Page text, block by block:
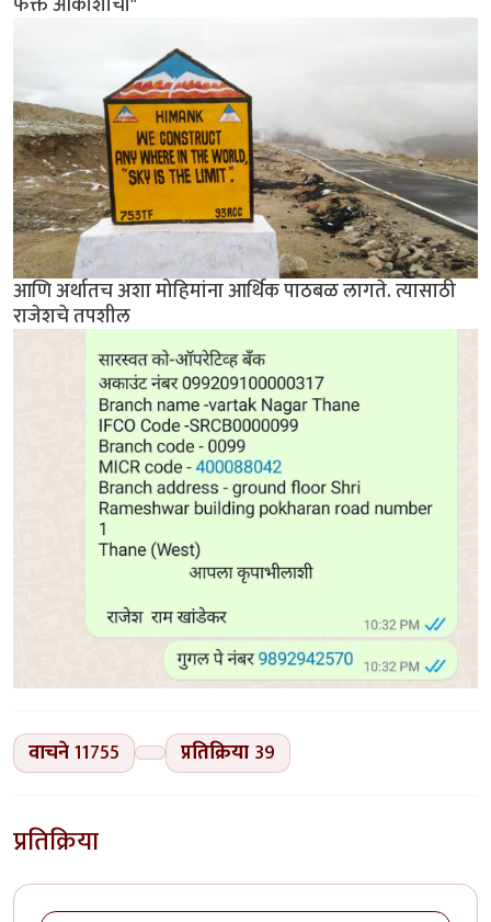
आणि अर्थातच अशा मोहिमांना आर्थिक पाठबळ लागते. त्यासाठी
राजेशचे तपशील
वाचने11755 प्रतिक्रिया 39
प्रतिक्रिया